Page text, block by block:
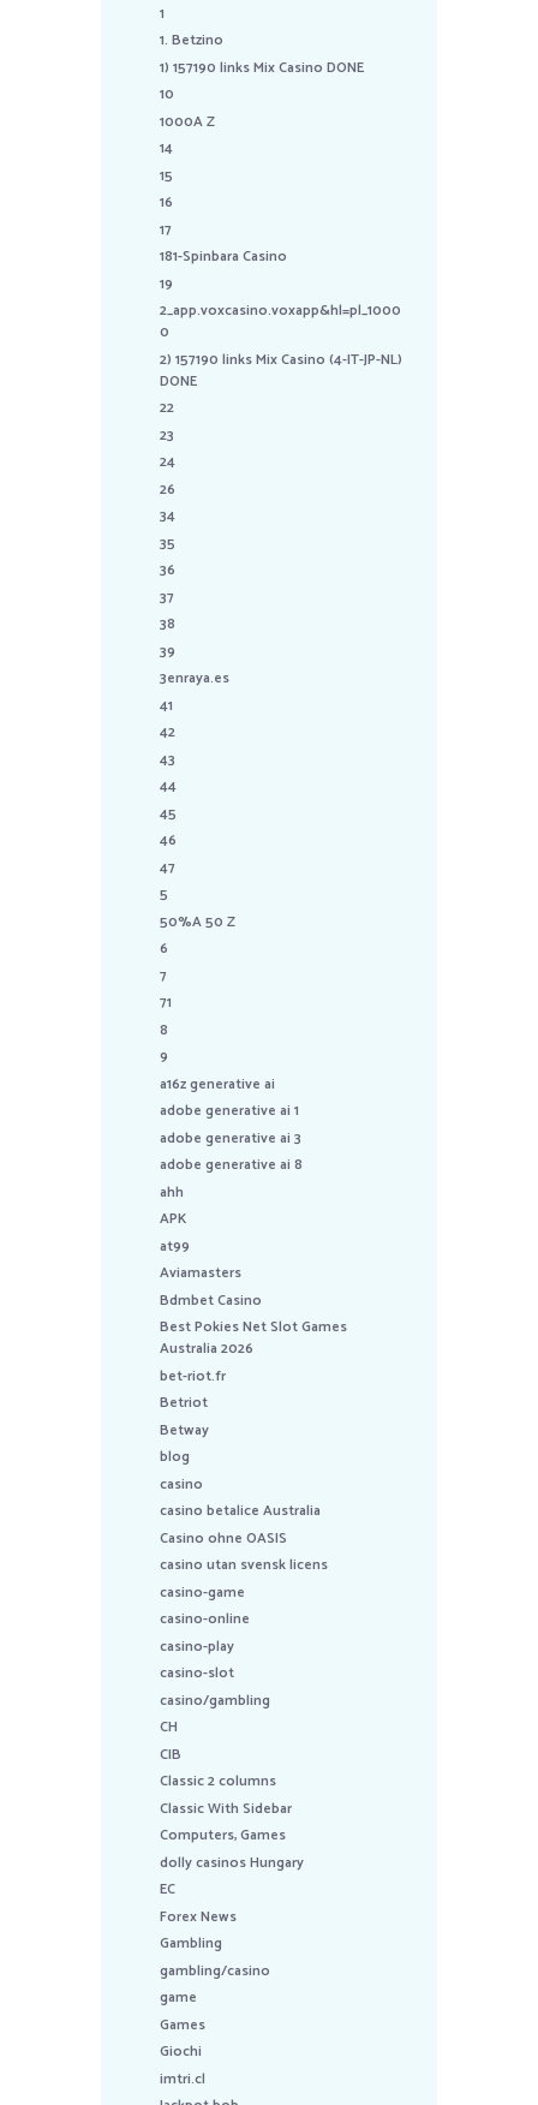
1
1. Betzino
1) 157190 links Mix Casino DONE
10
1000A Z
14
15
16
17
181-Spinbara Casino
19
2_app.voxcasino.voxapp&hl=pl_1000
0
2) 157190 links Mix Casino (4-IT-JP-NL)
DONE
22
23
24
26
34
35
36
37
38
39
3enraya.es
41
42
43
44
45
46
47
5
50%A 50 Z
6
7
71
8
9
a16z generative ai
adobe generative ai 1
adobe generative ai 3
adobe generative ai 8
ahh
APK
at99
Aviamasters
Bdmbet Casino
Best Pokies Net Slot Games
Australia 2026
bet-riot.fr
Betriot
Betway
blog
casino
casino betalice Australia
Casino ohne OASIS
casino utan svensk licens
casino-game
casino-online
casino-play
casino-slot
casino/gambling
CH
CIB
Classic 2 columns
Classic With Sidebar
Computers, Games
dolly casinos Hungary
EC
Forex News
Gambling
gambling/casino
game
Games
Giochi
imtri.cl